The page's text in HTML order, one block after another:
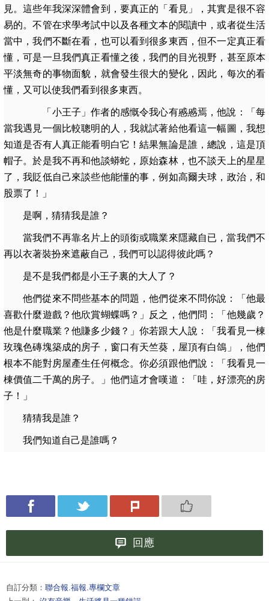
見。這些年我深深體會到，要真正的「看見」，其實是很不容
易的。不管在求學考試中以及各種文本的閱讀中，或者從生活
當中，我們不斷在看，也可以看到很多東西，但不一定真正看
懂，可是一旦我們真正看懂之後，我們的目光視野，甚至原本
平淡無奇的事物面貌，就會發生很大的變化，因此，每次的看
懂，又可以使我們看到很多東西。
「小王子」作者的感慨令我心有慼慼焉，他說：「每
當我遇見一個比較聰明的人，我就試著給他看這一幅圖，我想
知道是否有人真正能看明白它！結果無論是誰，總說，這是頂
帽子。於是我不再和他談蟒蛇，原始森林，也不談天上的星星
了，我貶低自己來談些他能懂的事，例如高爾夫球，政治，和
股票了！」
是啊，猜猜我是誰？
當我們不再靠名片上的頭銜或職業來隱藏自已，當我們不
再以衣著裝扮來遮蔽自己，我們可以認得彼此嗎？
是不是我們都是小王子裏的大人了？
他們從來不問些基本的問題，他們從來不問你說：「他最
喜歡什麼遊戲？他欣賞蝴蝶嗎？」反之，他們問：「他幾歲？
他是什麼職業？他賺多少錢？」你若跟大人說：「我看見一棟
玫瑰色磚塊築成的房子，窗口有天竺葵，屋頂有白鴿」，他們
根本不能對房屋產生任何概念。你必須跟他們說：「我看見一
棟價值二千萬的房子。」他們這才會嘆道：「哇，好漂亮的房
子！」
猜猜我是誰？
我們知道自己是誰嗎？
回應
自訂分類： 聯合報.福報.專欄文章